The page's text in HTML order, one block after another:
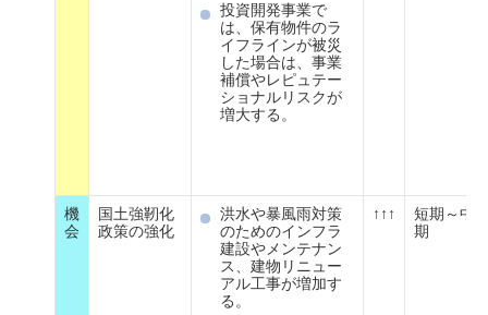
投資開発事業で
は、保有物件のラ
イフラインが被災
した場合は、事業
補償やレピュテー
ショナルリスクが
増大する。
機
会
国土強靭化
政策の強化
洪水や暴風雨対策
のためのインフラ
建設やメンテナン
ス、建物リニュー
アル工事が増加す
る。
↑↑↑
短期～中
期